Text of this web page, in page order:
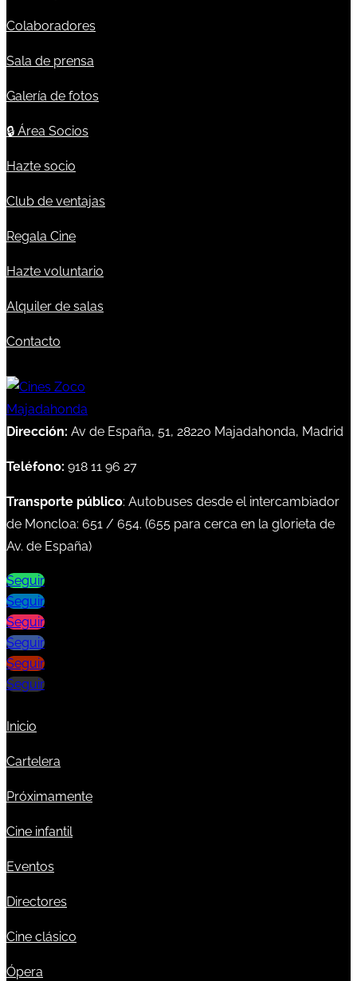
Colaboradores
Sala de prensa
Galería de fotos
🔒 Área Socios
Hazte socio
Club de ventajas
Regala Cine
Hazte voluntario
Alquiler de salas
Contacto
Dirección: Av de España, 51, 28220 Majadahonda, Madrid
Teléfono: 918 11 96 27
Transporte público: Autobuses desde el intercambiador
de Moncloa: 651 / 654. (655 para cerca en la glorieta de
Av. de España)
Seguir
Seguir
Seguir
Seguir
Seguir
Seguir
Inicio
Cartelera
Próximamente
Cine infantil
Eventos
Directores
Cine clásico
Ópera